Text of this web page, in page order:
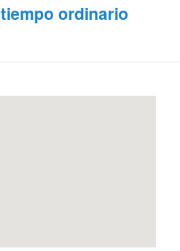
tiempo ordinario